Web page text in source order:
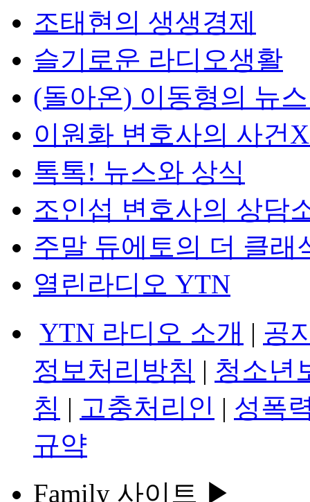
조태현의 생생경제
슬기로운 라디오생활
(돌아온) 이동형의 뉴
이원화 변호사의 사건
톡톡! 뉴스와 상식
조인섭 변호사의 상담
주말 듀에토의 더 클래
열린라디오 YTN
YTN 라디오 소개 | 공
정보처리방침 | 청소년
침 | 고충처리인 | 성폭
규약
Family 사이트 ▶